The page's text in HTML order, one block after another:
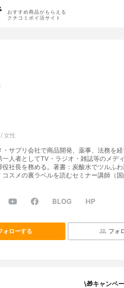
おすすめ商品がもらえる
クチコミポイ活サイト
女性
・サプリ会社で商品開発、薬事、法務を
一人者としてTV・ラジオ・雑誌等のメデ
役社長を務める。著書：炭酸水でツルふ
スメの裏ラベルを読むセミナー講師（
BLOG HP
ォローする フォ
\🎁キャンペ